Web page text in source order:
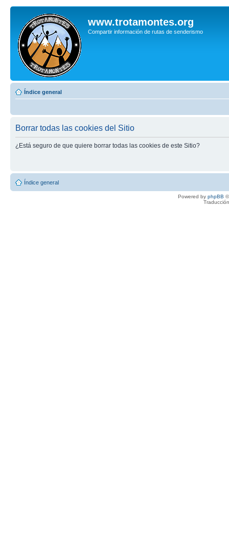
www.trotamontes.org
Compartir información de rutas de senderismo
Índice general
Borrar todas las cookies del Sitio
¿Está seguro de que quiere borrar todas las cookies de este Sitio?
Índice general
Powered by phpBB